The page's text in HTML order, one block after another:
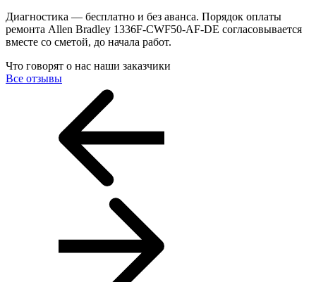
Диагностика — бесплатно и без аванса. Порядок оплаты
ремонта Allen Bradley 1336F-CWF50-AF-DE согласовывается
вместе со сметой, до начала работ.
Что говорят о нас наши заказчики
Все отзывы